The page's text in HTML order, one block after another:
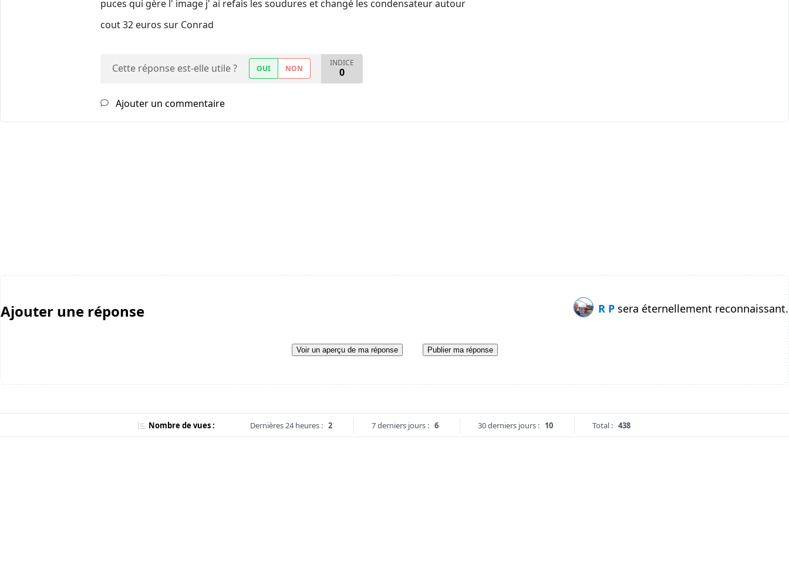
puces qui gère l' image j' ai refais les soudures et changé les condensateur autour
cout 32 euros sur Conrad
Cette réponse est-elle utile ? OUI NON
INDICE
0
Ajouter un commentaire
Ajouter une réponse R P sera éternellement reconnaissant.
Voir un aperçu de ma réponse Publier ma réponse
Nombre de vues : Dernières 24 heures : 2 7 derniers jours : 6 30 derniers jours : 10 Total : 438